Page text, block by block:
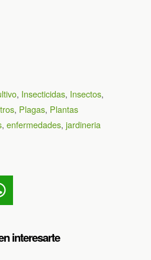
, Insecticidas, Insectos,
, Plagas, Plantas
, enfermedades, jardineria
interesarte